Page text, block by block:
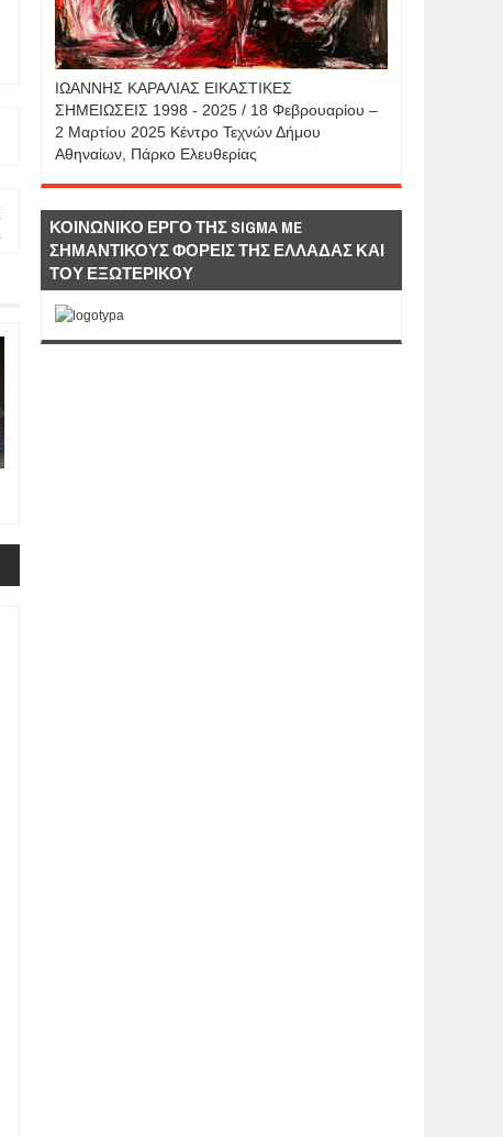
IΩΑΝΝΗΣ KAΡΑΛΙΑΣ ΕΙΚΑΣΤΙΚΕΣ
ΣΗΜΕΙΩΣΕΙΣ 1998 - 2025 / 18 Φεβρουαρίου –
2 Μαρτίου 2025 Κέντρο Τεχνών Δήμου
Αθηναίων, Πάρκο Ελευθερίας
ΚΟΙΝΩΝΙΚΟ ΕΡΓΟ ΤΗΣ SIGMA ME
ΣΗΜΑΝΤΙΚΟΥΣ ΦΟΡΕΙΣ ΤΗΣ ΕΛΛΑΔΑΣ ΚΑΙ
ΤΟΥ ΕΞΩΤΕΡΙΚΟΥ